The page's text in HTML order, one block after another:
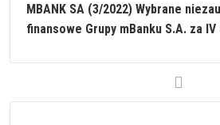
MBANK SA (3/2022) Wybrane
finansowe Grupy mBanku S.A. za